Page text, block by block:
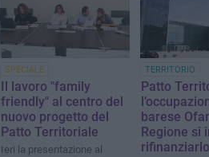
SPECIALE
Il lavoro "family
friendly" al centro del
nuovo progetto del
Patto Territoriale
Ieri la presentazione al
TERRITORIO
Patto
barese
Regione si
rifinanziarlo